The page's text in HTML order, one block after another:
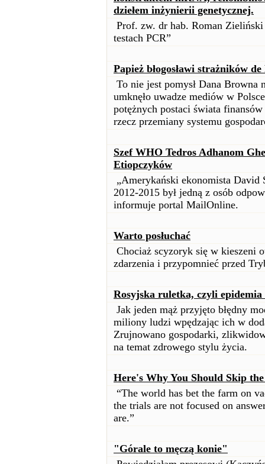
dziełem inżynierii genetycznej.
Prof. zw. dr hab. Roman
testach PCR”
Papież błogosławi strażników
To nie jest pomysł Dana Browna
umknęło uwadze mediów w
potężnych postaci świata
rzecz przemiany systemu
Szef WHO Tedros Adhanom
Etiopczyków
„Amerykański ekonomista David
2012-2015 był jedną z osób
informuje portal MailOnline.
Warto posłuchać
Chociaż scyzoryk się w kieszeni
zdarzenia i przypomnieć przed
Rosyjska ruletka, czyli epidemia
Jak jeden mąż przyjęto błędny
miliony ludzi wpędzając ich w
Zrujnowano gospodarki,
na temat zdrowego stylu życia.
Here's Why You Should Skip
“The world has bet the farm on
the trials are not focused on
are.”
"Górale to męczą konie"